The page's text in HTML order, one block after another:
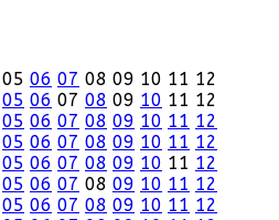
05 06 07 08 09 10 11 12
05 06 07 08 09 10 11 12
05 06 07 08 09 10 11 12
05 06 07 08 09 10 11 12
05 06 07 08 09 10 11 12
05 06 07 08 09 10 11 12
05 06 07 08 09 10 11 12